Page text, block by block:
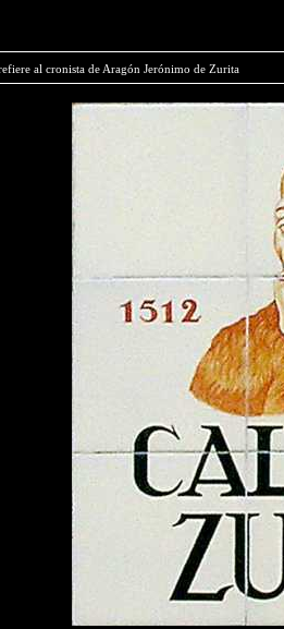
al cronista de Aragón Jerónimo de Zurita